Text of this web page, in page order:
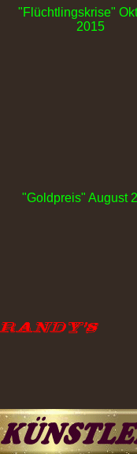
"Flüchtlingskrise"
2015
"Goldpreis" August